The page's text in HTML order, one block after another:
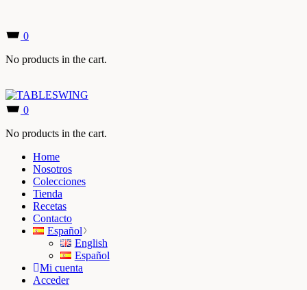
0
No products in the cart.
0
No products in the cart.
Home
Nosotros
Colecciones
Tienda
Recetas
Contacto
Español
English
Español
Mi cuenta
Acceder